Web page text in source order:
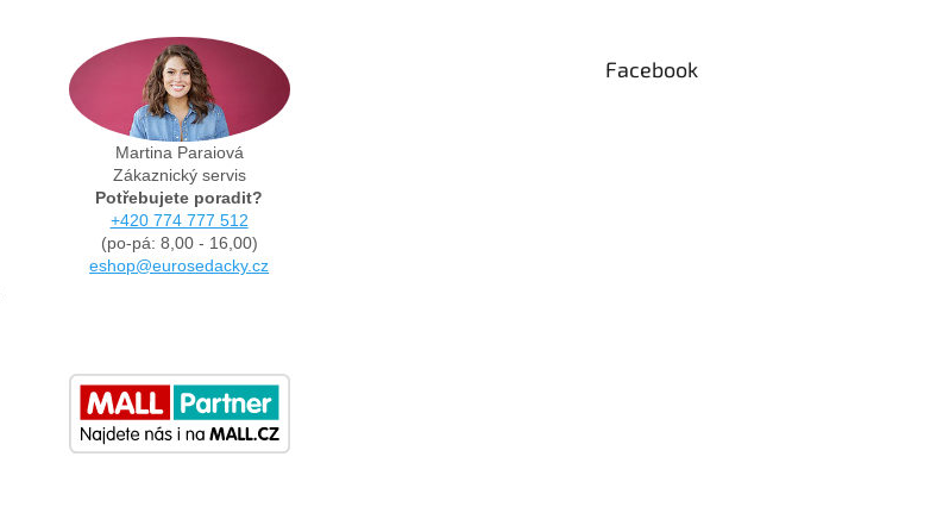
Martina Paraiová
Zákaznický servis
Potřebujete poradit?
+420 774 777 512
(po-pá: 8,00 - 16,00)
eshop@eurosedacky.cz
Facebook